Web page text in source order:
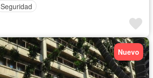
Seguridad
Nuevo